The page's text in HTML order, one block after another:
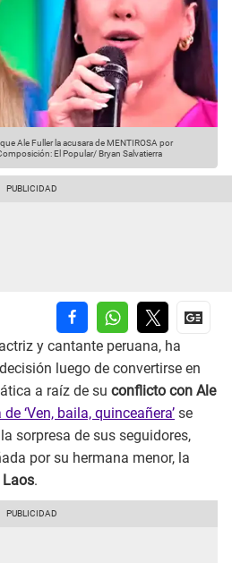
Ale Fuller la acusara de MENTIROSA por
El Popular/ Bryan Salvatierra
y cantante peruana, ha
luego de convertirse en
a raíz de su conflicto con Ale
‘Ven, baila, quinceañera’ se
sorpresa de sus seguidores,
por su hermana menor, la
Laos.